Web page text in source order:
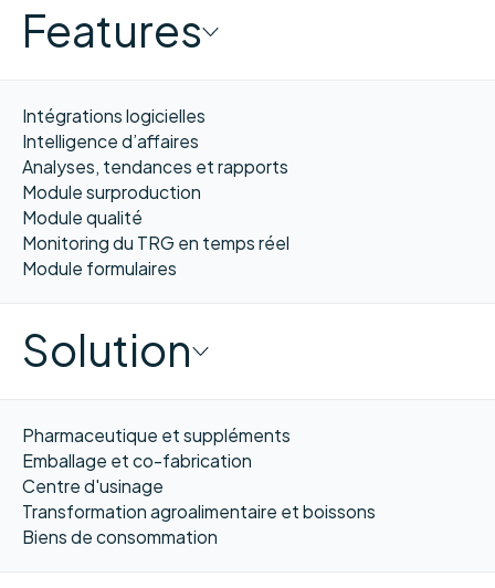
Features
Intégrations logicielles
Intelligence d’affaires
Analyses, tendances et rapports
Module surproduction
Module qualité
Monitoring du TRG en temps réel
Module formulaires
Solution
Pharmaceutique et suppléments
Emballage et co-fabrication
Centre d'usinage
Transformation agroalimentaire et boissons
Biens de consommation